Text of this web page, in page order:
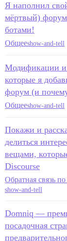
Я наполнил
мёртвый)
ботами!
Общееshow-and-tell
Модификации
которые я
форум (и
Общееshow-and-tell
Покажи и
делиться
вещами,
Discourse
Обратная связь по
show-and-tell
Domniq —
посадочная